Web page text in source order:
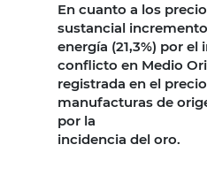
En cuanto a los
sustancial
energía (21,3%) por
conflicto en Medio
registrada en el
manufacturas de
por la
incidencia del oro.